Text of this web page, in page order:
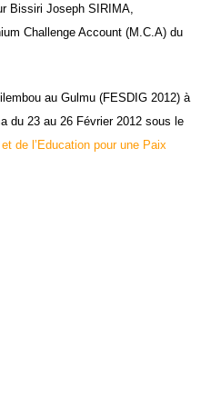
Bissiri Joseph SIRIMA,
Challenge Account (M.C.A) du
au Gulmu (FESDIG 2012) à
du 23 au 26 Février 2012 sous le
de l’Education pour une Paix